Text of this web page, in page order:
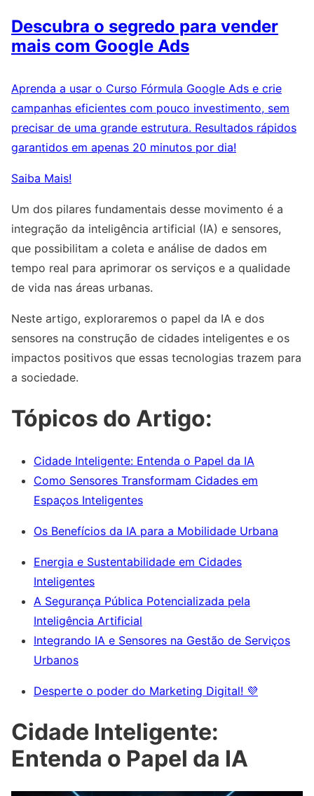
Descubra o segredo para vender
mais com Google Ads
Aprenda a usar o Curso Fórmula Google Ads e crie
campanhas eficientes com pouco investimento, sem
precisar de uma grande estrutura. Resultados rápidos
garantidos em apenas 20 minutos por dia!
Saiba Mais!
Um dos pilares fundamentais desse movimento é a
integração da inteligência artificial (IA) e sensores,
que possibilitam a coleta e análise de dados em
tempo real para aprimorar os serviços e a qualidade
de vida nas áreas urbanas.
Neste artigo, exploraremos o papel da IA e dos
sensores na construção de cidades inteligentes e os
impactos positivos que essas tecnologias trazem para
a sociedade.
Tópicos do Artigo:
Cidade Inteligente: Entenda o Papel da IA
Como Sensores Transformam Cidades em
Espaços Inteligentes
Os Benefícios da IA para a Mobilidade Urbana
Energia e Sustentabilidade em Cidades
Inteligentes
A Segurança Pública Potencializada pela
Inteligência Artificial
Integrando IA e Sensores na Gestão de Serviços
Urbanos
Desperte o poder do Marketing Digital! 💜
Cidade Inteligente:
Entenda o Papel da IA